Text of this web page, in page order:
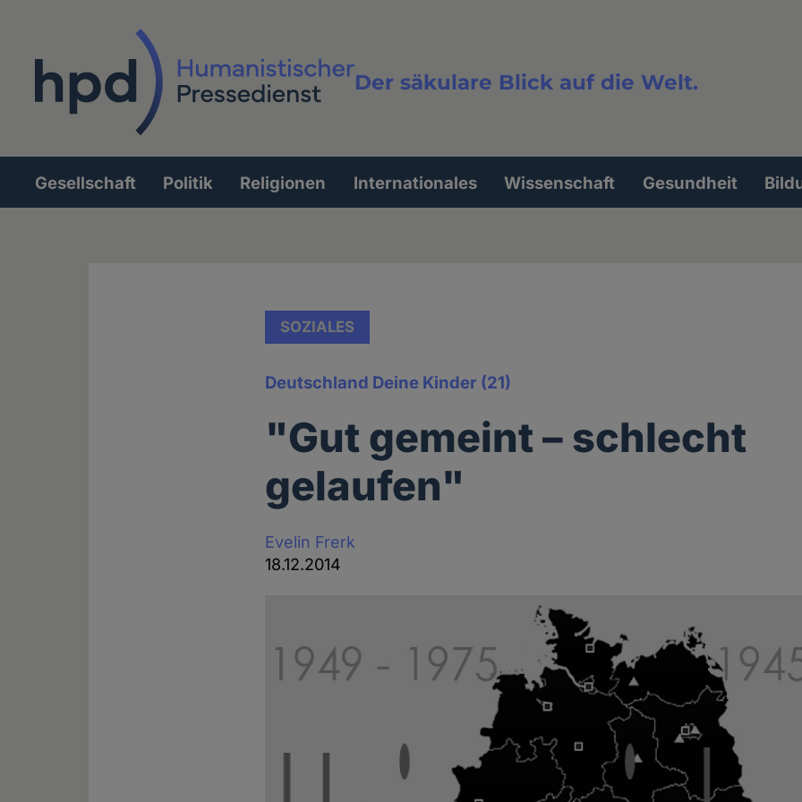
Der säkulare Blick auf die Welt.
Volltextsuche
Hauptnavigation
Gesellschaft Politik Religionen Internationales Wissenschaft Gesundheit
SOZIALES
Deutschland Deine Kinder (21)
"Gut gemeint – schlecht
gelaufen"
Evelin Frerk
18.12.2014